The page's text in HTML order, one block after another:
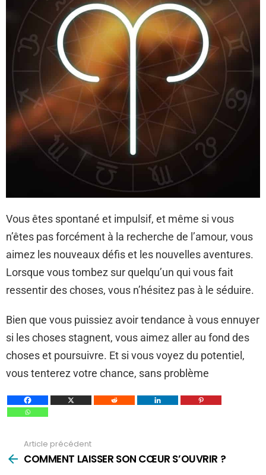
Vous êtes spontané et impulsif, et même si vous
n’êtes pas forcément à la recherche de l’amour, vous
aimez les nouveaux défis et les nouvelles aventures.
Lorsque vous tombez sur quelqu’un qui vous fait
ressentir des choses, vous n’hésitez pas à le séduire.
Bien que vous puissiez avoir tendance à vous ennuyer
si les choses stagnent, vous aimez aller au fond des
choses et poursuivre. Et si vous voyez du potentiel,
vous tenterez votre chance, sans problème
plus
Article précédent
COMMENT LAISSER SON CŒUR S’OUVRIR ?